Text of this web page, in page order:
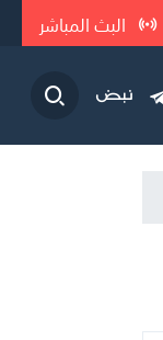
البث المباشر